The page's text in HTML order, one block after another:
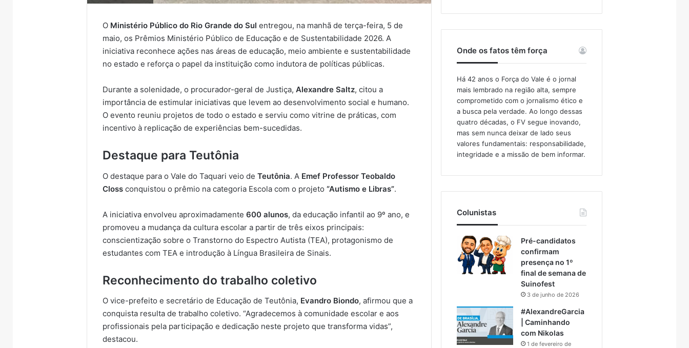
O Ministério Público do Rio Grande do Sul entregou, na manhã de terça-feira, 5 de
maio, os Prêmios Ministério Público de Educação e de Sustentabilidade 2026. A
iniciativa reconhece ações nas áreas de educação, meio ambiente e sustentabilidade
no estado e reforça o papel da instituição como indutora de políticas públicas.
Durante a solenidade, o procurador-geral de Justiça,Alexandre Saltz, citou a
importância de estimular iniciativas que levem ao desenvolvimento social e humano.
O evento reuniu projetos de todo o estado e serviu como vitrine de práticas, com
incentivo à replicação de experiências bem-sucedidas.
Destaque para Teutônia
O destaque para o Vale do Taquari veio deTeutônia. A Emef Professor Teobaldo
Closs conquistou o prêmio na categoria Escola com o projeto“Autismo e Libras”.
A iniciativa envolveu aproximadamente600 alunos, da educação infantil ao 9º ano, e
promoveu a mudança da cultura escolar a partir de três eixos principais:
conscientização sobre o Transtorno do Espectro Autista (TEA), protagonismo de
estudantes com TEA e introdução à Língua Brasileira de Sinais.
Reconhecimento do trabalho coletivo
O vice-prefeito e secretário de Educação de Teutônia, Evandro Biondo, afirmou que a
conquista resulta de trabalho coletivo. “Agradecemos à comunidade escolar e aos
profissionais pela participação e dedicação neste projeto que transforma vidas”,
destacou.
Onde os fatos têm força
Há 42 anos o Força do Vale é o jornal
mais lembrado na região alta, sempre
comprometido com o jornalismo ético e
a busca pela verdade. Ao longo dessas
quatro décadas, o FV segue inovando,
mas sem nunca deixar de lado seus
valores fundamentais: responsabilidade,
integridade e a missão de bem informar.​
Colunistas
Pré-candidatos
confirmam
presença no 1º
final de semana de
Suinofest
3 de junho de 2026
#AlexandreGarcia
| Caminhando
com Nikolas
1 de fevereiro de